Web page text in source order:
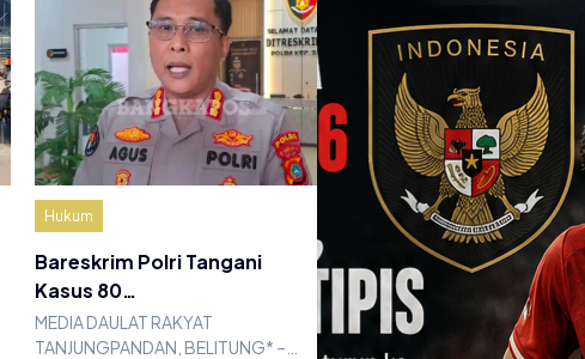
Hukum
Bareskrim Polri Tangani
Kasus 80…
MEDIA DAULAT RAKYAT
TANJUNGPANDAN, BELITUNG* –…